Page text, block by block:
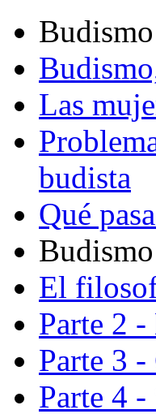
Las
budista
Qué
El
Parte 2
Parte 3
Parte 4 -